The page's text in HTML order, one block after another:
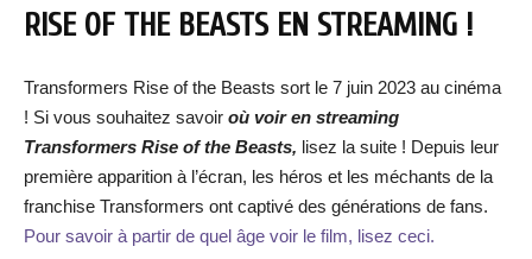
RISE OF THE BEASTS EN STREAMING !
Transformers Rise of the Beasts sort le 7 juin 2023 au cinéma
! Si vous souhaitez savoir où voir en streaming
Transformers Rise of the Beasts, lisez la suite ! Depuis leur
première apparition à l’écran, les héros et les méchants de la
franchise Transformers ont captivé des générations de fans.
Pour savoir à partir de quel âge voir le film, lisez ceci.